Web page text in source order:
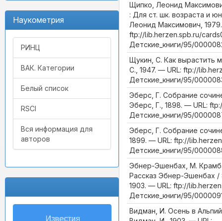
Наукометрия
РИНЦ
ВАК. Категории
Белый список
RSCI
Вся информация для
авторов
Izvestia:
Щипко, Леонид
: Для ст. шк. возраста и
Леонид Максимович,
ftp://lib.herzen.spb.ru/
Детские_книги/95/
Щукин, С. Как вырастить
С., 1947. — URL: ftp://
Детские_книги/95/
Эберс, Г. Собрание
Эберс, Г., 1898. — URL:
Детские_книги/95/
Эберс, Г. Собрание
1899. — URL: ftp://
Детские_книги/95/
Эбнер-Эшенбах, М.
Рассказ Эбнер-Эшенбах
1903. — URL: ftp://
Детские_книги/95/
Видман, И. Осень в